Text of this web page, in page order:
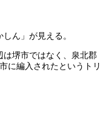
ん」が見える。
は堺市ではなく、泉北郡
に編入されたというトリ